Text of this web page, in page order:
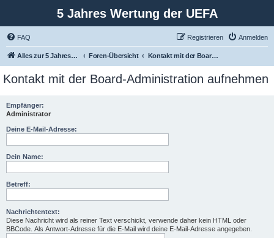
5 Jahres Wertung der UEFA
FAQ Anmelden
Registrieren
Alles zur 5 Jahreswertung / Tabelle der UEFA mit vielen Statistiken. Foren-Übersicht Kontakt mit der Board-Administration aufnehmen
Kontakt mit der Board-Administration aufnehmen
Empfänger:
Administrator
Deine E-Mail-Adresse:
Dein Name:
Betreff:
Nachrichtentext:
Diese Nachricht wird als reiner Text verschickt, verwende daher kein HTML oder
BBCode. Als Antwort-Adresse für die E-Mail wird deine E-Mail-Adresse angegeben.